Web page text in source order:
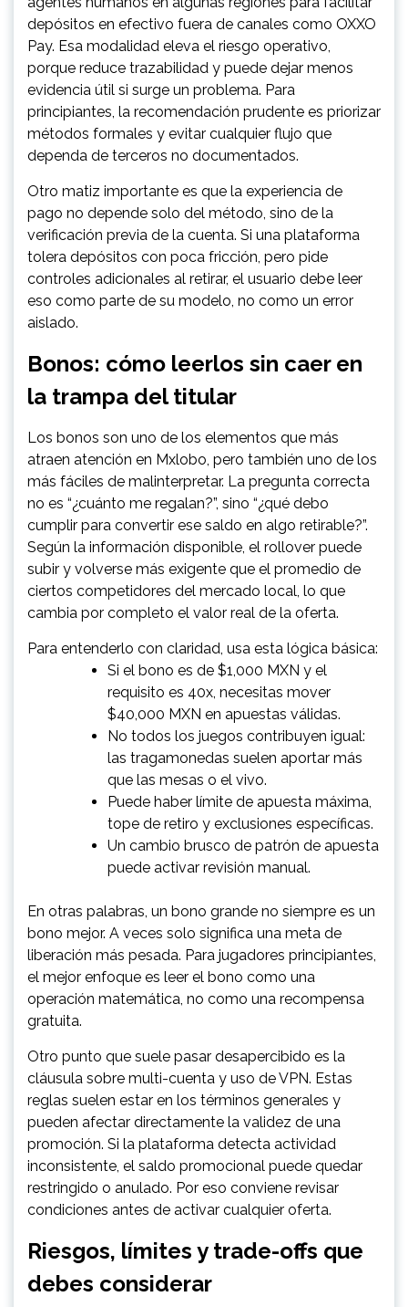
depósitos en efectivo fuera de canales como OXXO
Pay. Esa modalidad eleva el riesgo operativo,
porque reduce trazabilidad y puede dejar menos
evidencia útil si surge un problema. Para
principiantes, la recomendación prudente es priorizar
métodos formales y evitar cualquier flujo que
dependa de terceros no documentados.
Otro matiz importante es que la experiencia de
pago no depende solo del método, sino de la
verificación previa de la cuenta. Si una plataforma
tolera depósitos con poca fricción, pero pide
controles adicionales al retirar, el usuario debe leer
eso como parte de su modelo, no como un error
aislado.
Bonos: cómo leerlos sin caer en
la trampa del titular
Los bonos son uno de los elementos que más
atraen atención en Mxlobo, pero también uno de los
más fáciles de malinterpretar. La pregunta correcta
no es “¿cuánto me regalan?”, sino “¿qué debo
cumplir para convertir ese saldo en algo retirable?”.
Según la información disponible, el rollover puede
subir y volverse más exigente que el promedio de
ciertos competidores del mercado local, lo que
cambia por completo el valor real de la oferta.
Para entenderlo con claridad, usa esta lógica básica:
Si el bono es de $1,000 MXN y el
requisito es 40x, necesitas mover
$40,000 MXN en apuestas válidas.
No todos los juegos contribuyen igual:
las tragamonedas suelen aportar más
que las mesas o el vivo.
Puede haber límite de apuesta máxima,
tope de retiro y exclusiones específicas.
Un cambio brusco de patrón de apuesta
puede activar revisión manual.
En otras palabras, un bono grande no siempre es un
bono mejor. A veces solo significa una meta de
liberación más pesada. Para jugadores principiantes,
el mejor enfoque es leer el bono como una
operación matemática, no como una recompensa
gratuita.
Otro punto que suele pasar desapercibido es la
cláusula sobre multi-cuenta y uso de VPN. Estas
reglas suelen estar en los términos generales y
pueden afectar directamente la validez de una
promoción. Si la plataforma detecta actividad
inconsistente, el saldo promocional puede quedar
restringido o anulado. Por eso conviene revisar
condiciones antes de activar cualquier oferta.
Riesgos, límites y trade-offs que
debes considerar